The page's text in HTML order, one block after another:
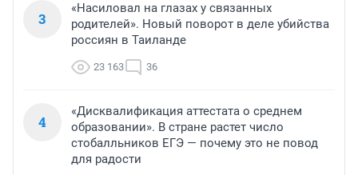
3
«Насиловал на глазах у связанных
родителей». Новый поворот в деле убийства
россиян в Таиланде
23 163 36
4
«Дисквалификация аттестата о среднем
образовании». В стране растет число
стобалльников ЕГЭ — почему это не повод
для радости